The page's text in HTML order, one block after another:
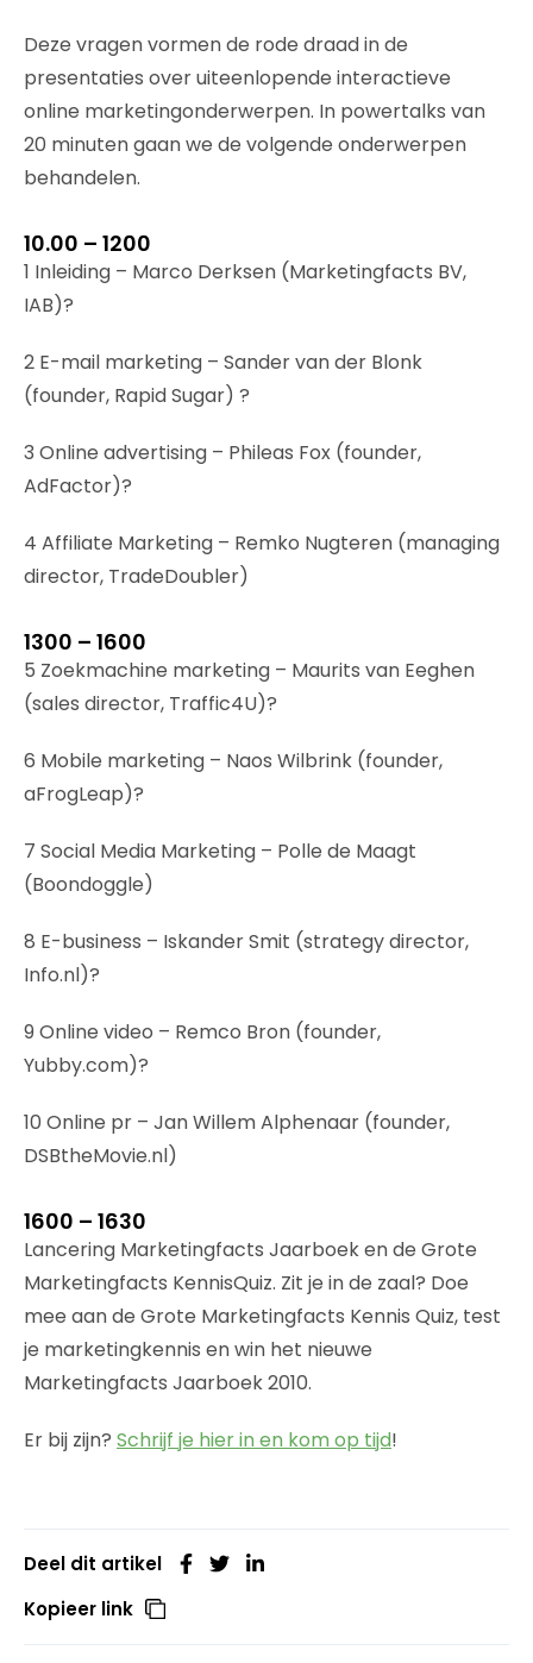
Deze vragen vormen de rode draad in de
presentaties over uiteenlopende interactieve
online marketingonderwerpen. In powertalks van
20 minuten gaan we de volgende onderwerpen
behandelen.
10.00 – 1200
1 Inleiding – Marco Derksen (Marketingfacts BV,
IAB)?
2 E-mail marketing – Sander van der Blonk
(founder, Rapid Sugar) ?
3 Online advertising – Phileas Fox (founder,
AdFactor)?
4 Affiliate Marketing – Remko Nugteren (managing
director, TradeDoubler)
1300 – 1600
5 Zoekmachine marketing – Maurits van Eeghen
(sales director, Traffic4U)?
6 Mobile marketing – Naos Wilbrink (founder,
aFrogLeap)?
7 Social Media Marketing – Polle de Maagt
(Boondoggle)
8 E-business – Iskander Smit (strategy director,
Info.nl)?
9 Online video – Remco Bron (founder,
Yubby.com)?
10 Online pr – Jan Willem Alphenaar (founder,
DSBtheMovie.nl)
1600 – 1630
Lancering Marketingfacts Jaarboek en de Grote
Marketingfacts KennisQuiz. Zit je in de zaal? Doe
mee aan de Grote Marketingfacts Kennis Quiz, test
je marketingkennis en win het nieuwe
Marketingfacts Jaarboek 2010.
Er bij zijn? Schrijf je hier in en kom op tijd!
Deel dit artikel
Kopieer link